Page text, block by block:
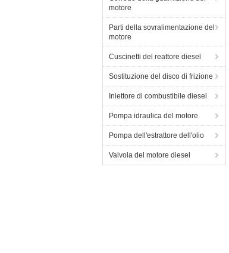
motore
Parti della sovralimentazione del
motore
Cuscinetti del reattore diesel
Sostituzione del disco di frizione
Iniettore di combustibile diesel
Pompa idraulica del motore
Pompa dell'estrattore dell'olio
Valvola del motore diesel